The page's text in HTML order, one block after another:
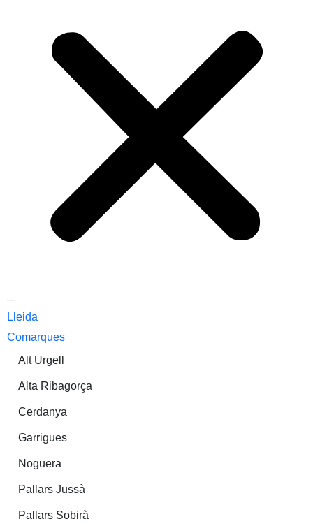
Lleida
Comarques
Alt Urgell
Alta Ribagorça
Cerdanya
Garrigues
Noguera
Pallars Jussà
Pallars Sobirà